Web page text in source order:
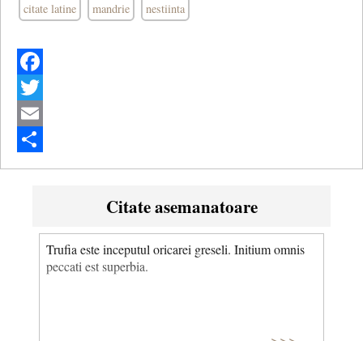
citate latine mandrie nestiinta
Facebook
Twitter
Email
Share
Citate asemanatoare
Trufia este inceputul oricarei greseli. Initium omnis
peccati est superbia.